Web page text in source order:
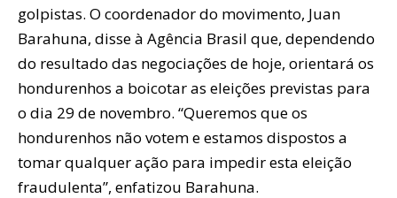
golpistas. O coordenador do movimento, Juan
Barahuna, disse à Agência Brasil que, dependendo
do resultado das negociações de hoje, orientará os
hondurenhos a boicotar as eleições previstas para
o dia 29 de novembro. “Queremos que os
hondurenhos não votem e estamos dispostos a
tomar qualquer ação para impedir esta eleição
fraudulenta”, enfatizou Barahuna.